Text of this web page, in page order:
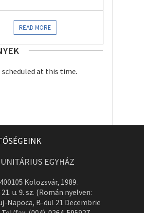
READ MORE
scheduled at this time.
EGYHÁZ
400105 Kolozsvár, 1989.
u. 9. sz. (Román nyelven:
Napoca, B-dul 21 Decembrie